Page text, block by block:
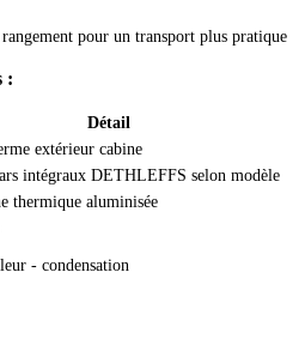
pour un transport plus pratique
:
Détail
extérieur cabine
intégraux DETHLEFFS selon modèle
thermique aluminisée
- condensation